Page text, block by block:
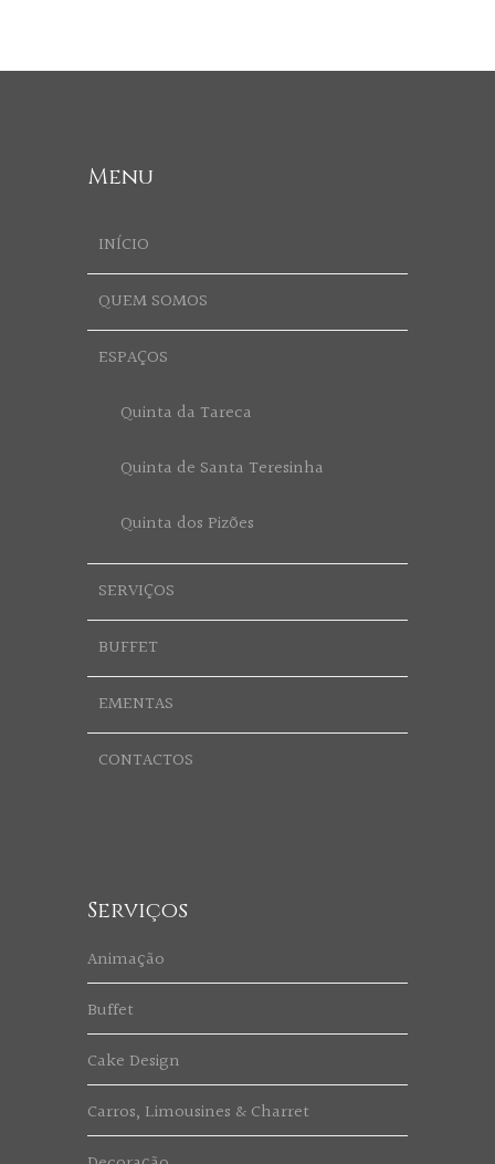
Menu
INÍCIO
QUEM SOMOS
ESPAÇOS
Quinta da Tareca
Quinta de Santa Teresinha
Quinta dos Pizões
SERVIÇOS
BUFFET
EMENTAS
CONTACTOS
Serviços
Animação
Buffet
Cake Design
Carros, Limousines & Charret